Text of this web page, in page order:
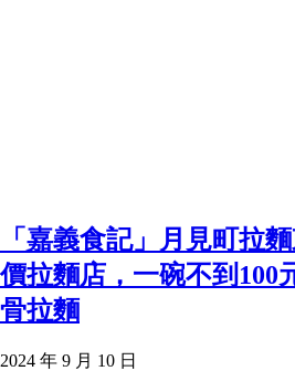
「嘉義食記」月見町拉
價拉麵店，一碗不到100
骨拉麵
2024 年 9 月 10 日